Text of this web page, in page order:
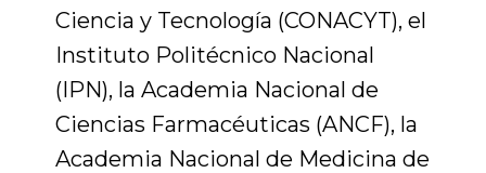
Ciencia y Tecnología (CONACYT), el
Instituto Politécnico Nacional
(IPN), la Academia Nacional de
Ciencias Farmacéuticas (ANCF), la
Academia Nacional de Medicina de